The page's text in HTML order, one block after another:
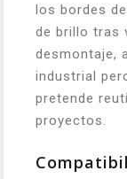
los bordes
de brillo tras
desmontaje,
industrial
pretende
proyectos.